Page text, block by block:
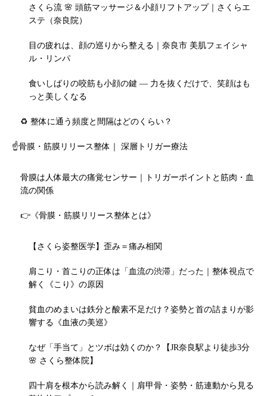
さくら流 🌸 頭筋マッサージ＆小顔リフトアップ｜さくらエ
ステ（奈良院）
目の疲れは、顔の巡りから整える｜奈良市 美肌フェイシャ
ル・リンパ
食いしばりの咬筋も小顔の鍵 — 力を抜くだけで、笑顔はも
っと美しくなる
♻️ 整体に通う頻度と間隔はどのくらい？
☝️骨膜・筋膜リリース整体｜ 深層トリガー療法
骨膜は人体最大の痛覚センサー｜トリガーポイントと筋肉・血
流の関係
👉《骨膜・筋膜リリース整体とは》
【さくら姿整医学】歪み＝痛み相関
肩こり・首こりの正体は「血流の渋滞」だった｜整体視点で
解く《こり》の原因
貧血のめまいは鉄分と酸素不足だけ？姿勢と首の詰まりが影
響する《血液の美巡》
なぜ「手当て」とツボは効くのか？【JR奈良駅より徒歩3分
🌸 さくら整体院】
四十肩を根本から読み解く｜肩甲骨・姿勢・筋連動から見る